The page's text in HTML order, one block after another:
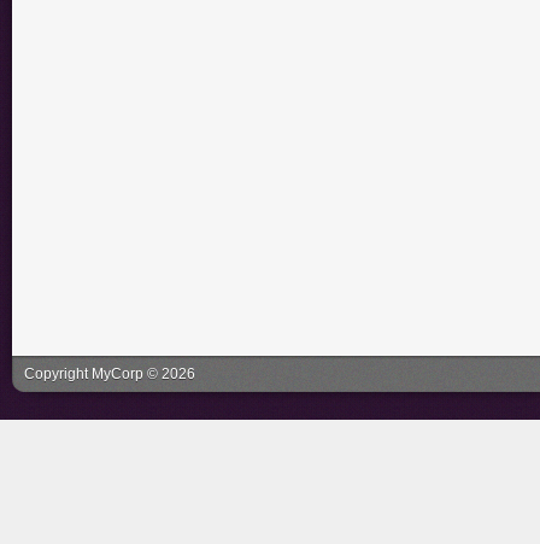
Copyright MyCorp © 2026